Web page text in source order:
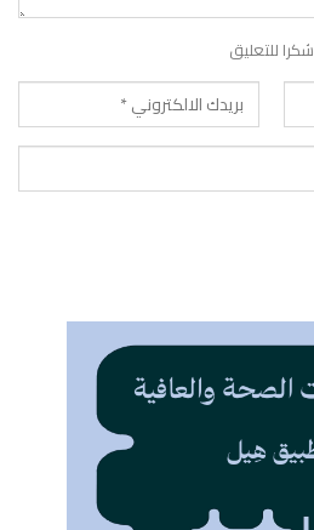
شكرا للتعليق